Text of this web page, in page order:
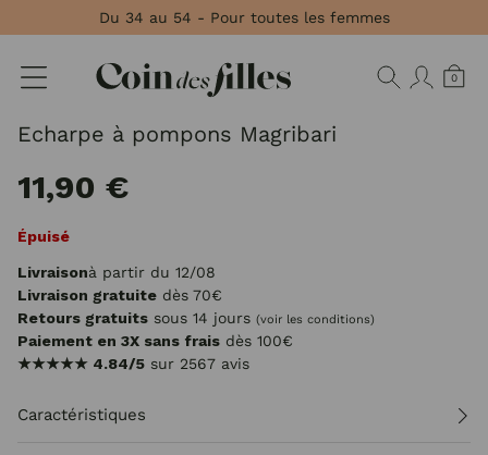
Du 34 au 54 - Pour toutes les femmes
0
Echarpe à pompons Magribari
11,90 €
Épuisé
Livraisonà partir du 12/08
Livraison gratuite dès 70€
Retours gratuits sous 14 jours (voir les conditions)
Paiement en 3X sans frais dès 100€
★★★★★ 4.84/5 sur 2567 avis
Caractéristiques
Panneau de gestion des cookies